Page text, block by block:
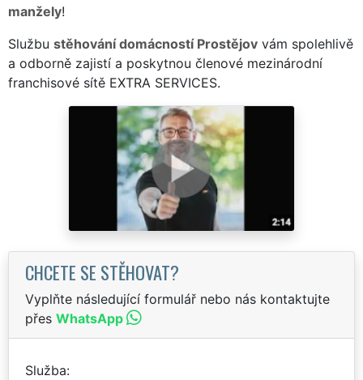
manžely!
Službu stěhování domácností Prostějov vám spolehlivě
a odborně zajistí a poskytnou členové mezinárodní
franchisové sítě EXTRA SERVICES.
CHCETE SE STĚHOVAT?
Vyplňte následující formulář nebo nás kontaktujte
přes WhatsApp
Služba